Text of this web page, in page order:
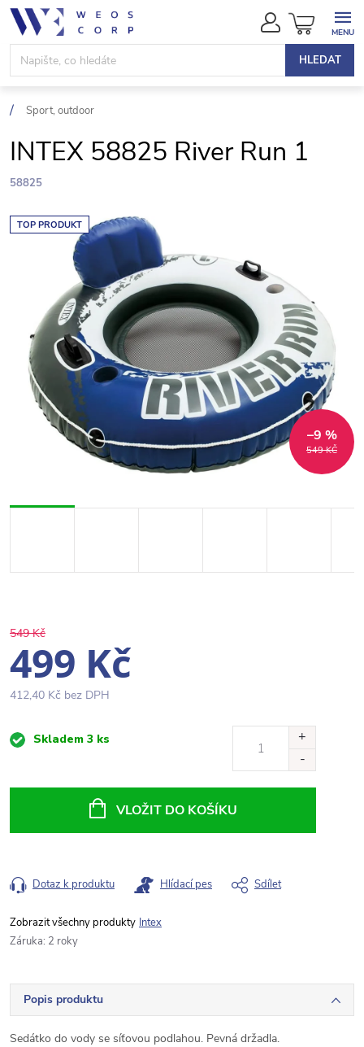
Přejít
obsah
HLEDAT
NÁKUPNÍ
KOŠÍK
Sport, outdoor
INTEX 58825 River Run 1
58825
TOP PRODUKT
549 KČ
–9 %
549 Kč
499 Kč
412,40 Kč bez DPH
MěrnáSkladem 3 ks
VLOŽIT DO KOŠÍKU
Dotaz k produktu Hlídací pes Sdílet
Intex
Záruka: 2 roky
Popis produktu
Sedátko do vody se síťovou podlahou. Pevná držadla.